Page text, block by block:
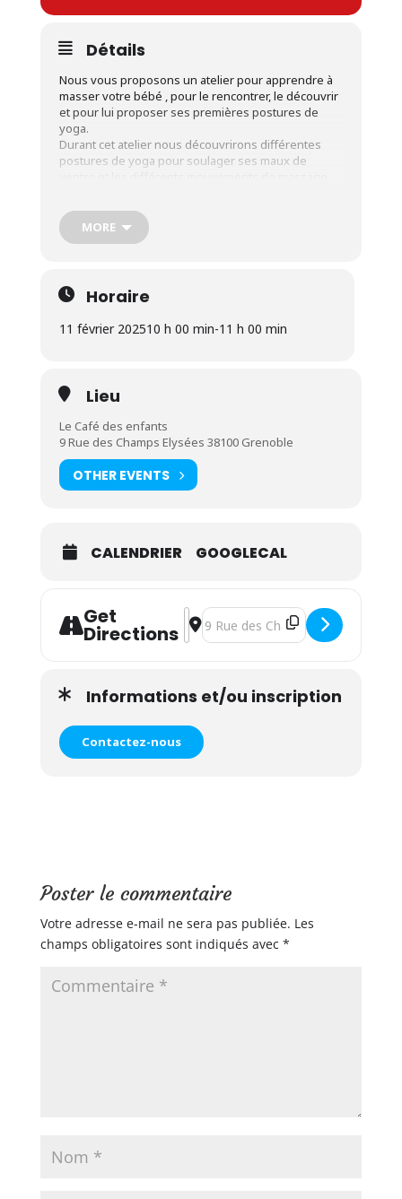
Détails
Nous vous proposons un atelier pour apprendre à
masser votre bébé , pour le rencontrer, le découvrir
et pour lui proposer ses premières postures de
yoga.
Durant cet atelier nous découvrirons différentes
postures de yoga pour soulager ses maux de
Nous vous proposerons aussi 1 protocole de
réflexologie plantaire pour soulager les coliques et
les maux de ventre.
pour pouvoir le reproduire à la maison.
MORE
Horaire
11 février 202510 h 00 min-11 h 00 min
Lieu
Le Café des enfants
9 Rue des Champs Elysées 38100 Grenoble
OTHER EVENTS
CALENDRIER GOOGLECAL
Get
Directions
Address - Atelier yoga, massage et
Destination Address - Atelier
Informations et/ou inscription
Contactez-nous
Poster le commentaire
Votre adresse e-mail ne sera pas publiée. Les
champs obligatoires sont indiqués avec *